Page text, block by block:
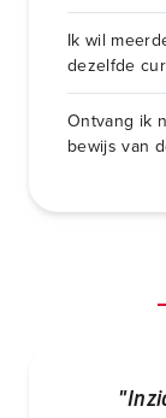
Ik wil
dezelfde
Ontvang ik
bewijs van